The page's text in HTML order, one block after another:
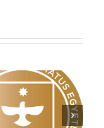
Vasárnapi üzenet –